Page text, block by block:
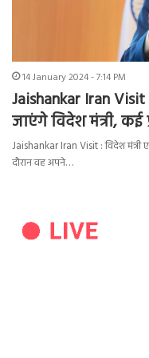
14 January 2024 - 7:14 PM
Jaishankar Iran Visit
जाएंगे विदेश मंत्री, कई
Jaishankar Iran Visit : विदेश
दौरान वह अपने…